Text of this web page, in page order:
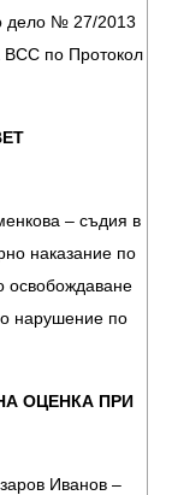
дело № 27/2013
ВСС по Протокол
– съдия в
наказание по
освобождаване
нарушение по
ОЦЕНКА ПРИ
Иванов –